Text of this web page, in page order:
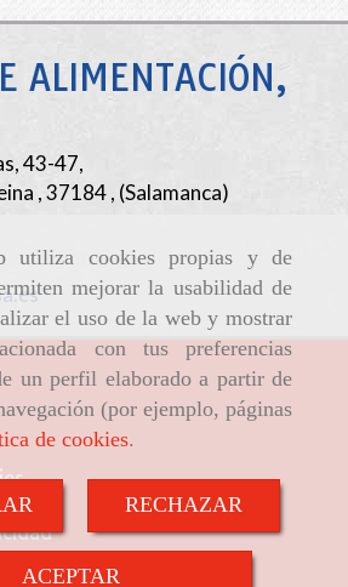
utiliza cookies propias y de
mejorar la usabilidad de
el uso de la web y mostrar
con tus preferencias
un perfil elaborado a partir de
(por ejemplo, páginas
de cookies.
RECHAZAR
ACEPTAR
ALIMENTACIÓN,
43-47,
,37184, (Salamanca)